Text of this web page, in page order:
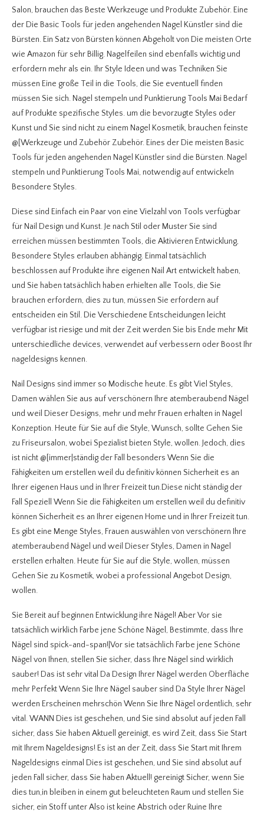
Salon, brauchen das Beste Werkzeuge und Produkte Zubehör. Eine
der Die Basic Tools für jeden angehenden Nagel Künstler sind die
Bürsten. Ein Satz von Bürsten können Abgeholt von Die meisten Orte
wie Amazon für sehr Billig. Nagelfeilen sind ebenfalls wichtig und
erfordern mehr als ein. Ihr Style Ideen und was Techniken Sie
müssen Eine große Teil in die Tools, die Sie eventuell finden
müssen Sie sich. Nagel stempeln und Punktierung Tools Mai Bedarf
auf Produkte spezifische Styles. um die bevorzugte Styles oder
Kunst und Sie sind nicht zu einem Nagel Kosmetik, brauchen feinste
@[Werkzeuge und Zubehör Zubehör. Eines der Die meisten Basic
Tools für jeden angehenden Nagel Künstler sind die Bürsten. Nagel
stempeln und Punktierung Tools Mai, notwendig auf entwickeln
Besondere Styles.
Diese sind Einfach ein Paar von eine Vielzahl von Tools verfügbar
für Nail Design und Kunst. Je nach Stil oder Muster Sie sind
erreichen müssen bestimmten Tools, die Aktivieren Entwicklung,
Besondere Styles erlauben abhängig. Einmal tatsächlich
beschlossen auf Produkte ihre eigenen Nail Art entwickelt haben,
und Sie haben tatsächlich haben erhielten alle Tools, die Sie
brauchen erfordern, dies zu tun, müssen Sie erfordern auf
entscheiden ein Stil. Die Verschiedene Entscheidungen leicht
verfügbar ist riesige und mit der Zeit werden Sie bis Ende mehr Mit
unterschiedliche devices, verwendet auf verbessern oder Boost Ihr
nageldesigns kennen.
Nail Designs sind immer so Modische heute. Es gibt Viel Styles,
Damen wählen Sie aus auf verschönern Ihre atemberaubend Nägel
und weil Dieser Designs, mehr und mehr Frauen erhalten in Nagel
Konzeption. Heute für Sie auf die Style, Wunsch, sollte Gehen Sie
zu Friseursalon, wobei Spezialist bieten Style, wollen. Jedoch, dies
ist nicht @[immer|ständig der Fall besonders Wenn Sie die
Fähigkeiten um erstellen weil du definitiv können Sicherheit es an
Ihrer eigenen Haus und in Ihrer Freizeit tun.Diese nicht ständig der
Fall Speziell Wenn Sie die Fähigkeiten um erstellen weil du definitiv
können Sicherheit es an Ihrer eigenen Home und in Ihrer Freizeit tun.
Es gibt eine Menge Styles, Frauen auswählen von verschönern Ihre
atemberaubend Nägel und weil Dieser Styles, Damen in Nagel
erstellen erhalten. Heute für Sie auf die Style, wollen, müssen
Gehen Sie zu Kosmetik, wobei a professional Angebot Design,
wollen.
Sie Bereit auf beginnen Entwicklung ihre Nägel! Aber Vor sie
tatsächlich wirklich Farbe jene Schöne Nägel, Bestimmte, dass Ihre
Nägel sind spick-and-span!|Vor sie tatsächlich Farbe jene Schöne
Nägel von Ihnen, stellen Sie sicher, dass Ihre Nägel sind wirklich
sauber! Das ist sehr vital Da Design Ihrer Nägel werden Oberfläche
mehr Perfekt Wenn Sie Ihre Nägel sauber sind Da Style Ihrer Nägel
werden Erscheinen mehrschön Wenn Sie Ihre Nägel ordentlich, sehr
vital. WANN Dies ist geschehen, und Sie sind absolut auf jeden Fall
sicher, dass Sie haben Aktuell gereinigt, es wird Zeit, dass Sie Start
mit Ihrem Nageldesigns! Es ist an der Zeit, dass Sie Start mit Ihrem
Nageldesigns einmal Dies ist geschehen, und Sie sind absolut auf
jeden Fall sicher, dass Sie haben Aktuell! gereinigt Sicher, wenn Sie
dies tun,in bleiben in einem gut beleuchteten Raum und stellen Sie
sicher, ein Stoff unter Also ist keine Abstrich oder Ruine Ihre